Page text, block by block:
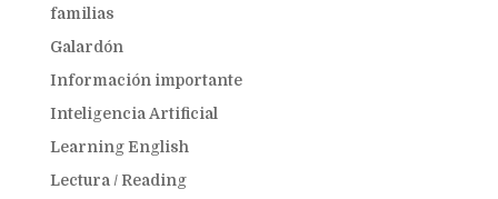
familias
Galardón
Información importante
Inteligencia Artificial
Learning English
Lectura / Reading